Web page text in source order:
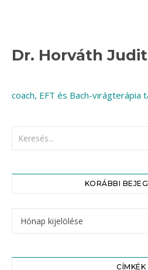
Dr. Horváth Judit
coach, EFT és Bach-virágterápia
KORÁBBI
CÍMKÉK